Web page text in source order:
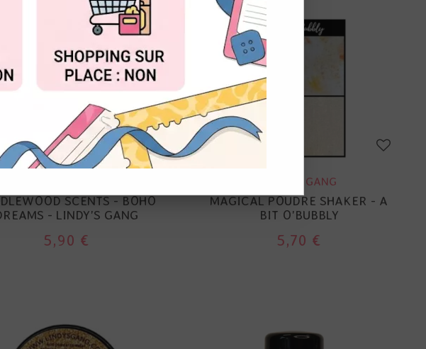
LINDY'S GANG
SCENTS - BOHO
- LINDY'S GANG
5,90 €
LINDY'S GANG
MAGICAL POUDRE SHAKER - A
BIT O'BUBBLY
5,70 €
ACCEPTER TOUT